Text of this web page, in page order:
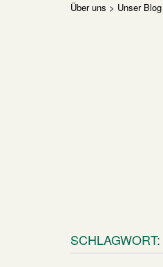
Über uns > Unser Blog
SCHLAGWORT: